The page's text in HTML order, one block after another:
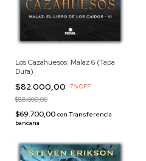
Los Cazahuesos: Malaz 6 (Tapa
Dura)
$82.000,00 -7%OFF
$88.000,00
$69.700,00 con Transferencia
bancaria